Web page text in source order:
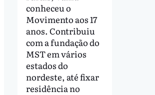
conheceu o
Movimento aos 17
anos. Contribuiu
com a fundação do
MST em vários
estados do
nordeste, até fixar
residência no